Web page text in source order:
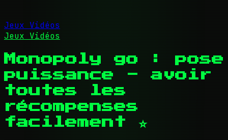
Jeux Vidéos
Jeux Vidéos
Monopoly go : pose
puissance - avoir
toutes les
récompenses
facilement ⭐